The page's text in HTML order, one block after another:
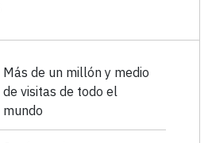
Más de un millón y medio
de visitas de todo el
mundo